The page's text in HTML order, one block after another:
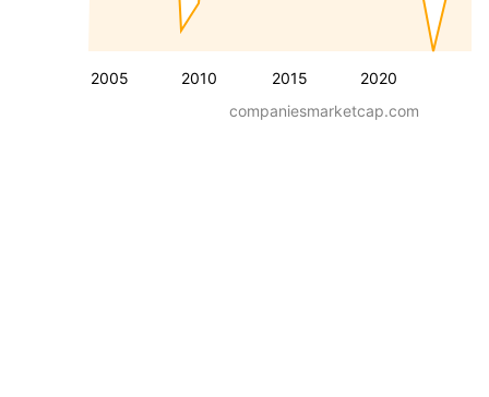
2005 2010 2015 2020
companiesmarketcap.com